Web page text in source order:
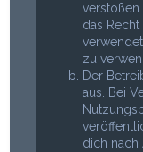
das
zu
Der
aus. Bei
dich nach